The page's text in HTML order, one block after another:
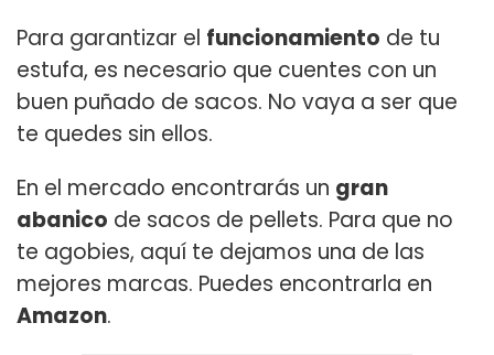
Para garantizar el funcionamiento de tu
estufa, es necesario que cuentes con un
buen puñado de sacos. No vaya a ser que
te quedes sin ellos.
En el mercado encontrarás un gran
abanico de sacos de pellets. Para que no
te agobies, aquí te dejamos una de las
mejores marcas. Puedes encontrarla en
Amazon.